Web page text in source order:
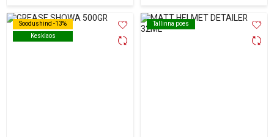
Soodushind -13%
Kesklaos
Soodushind -13%
Kesklaos
Tallinna poes
Tallinna poes